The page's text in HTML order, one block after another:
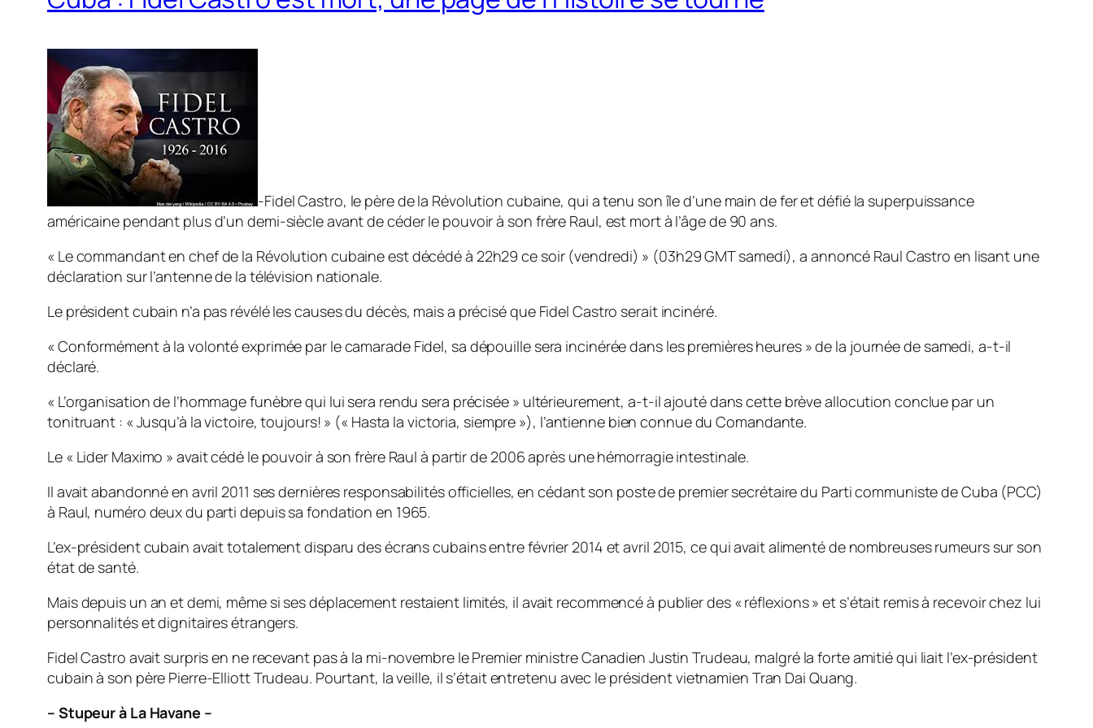
-Fidel Castro, le père de la Révolution cubaine, qui a tenu son île d’une main de fer et défié la superpuissance
américaine pendant plus d’un demi-siècle avant de céder le pouvoir à son frère Raul, est mort à l’âge de 90 ans.
« Le commandant en chef de la Révolution cubaine est décédé à 22h29 ce soir (vendredi) » (03h29 GMT samedi), a annoncé Raul Castro en lisant une
déclaration sur l’antenne de la télévision nationale.
Le président cubain n’a pas révélé les causes du décès, mais a précisé que Fidel Castro serait incinéré.
« Conformément à la volonté exprimée par le camarade Fidel, sa dépouille sera incinérée dans les premières heures » de la journée de samedi, a-t-il
déclaré.
« L’organisation de l’hommage funèbre qui lui sera rendu sera précisée » ultérieurement, a-t-il ajouté dans cette brève allocution conclue par un
tonitruant : « Jusqu’à la victoire, toujours! » (« Hasta la victoria, siempre »), l’antienne bien connue du Comandante.
Le « Lider Maximo » avait cédé le pouvoir à son frère Raul à partir de 2006 après une hémorragie intestinale.
Il avait abandonné en avril 2011 ses dernières responsabilités officielles, en cédant son poste de premier secrétaire du Parti communiste de Cuba (PCC)
à Raul, numéro deux du parti depuis sa fondation en 1965.
L’ex-président cubain avait totalement disparu des écrans cubains entre février 2014 et avril 2015, ce qui avait alimenté de nombreuses rumeurs sur son
état de santé.
Mais depuis un an et demi, même si ses déplacement restaient limités, il avait recommencé à publier des « réflexions » et s’était remis à recevoir chez lui
personnalités et dignitaires étrangers.
Fidel Castro avait surpris en ne recevant pas à la mi-novembre le Premier ministre Canadien Justin Trudeau, malgré la forte amitié qui liait l’ex-président
cubain à son père Pierre-Elliott Trudeau. Pourtant, la veille, il s’était entretenu avec le président vietnamien Tran Dai Quang.
– Stupeur à La Havane –